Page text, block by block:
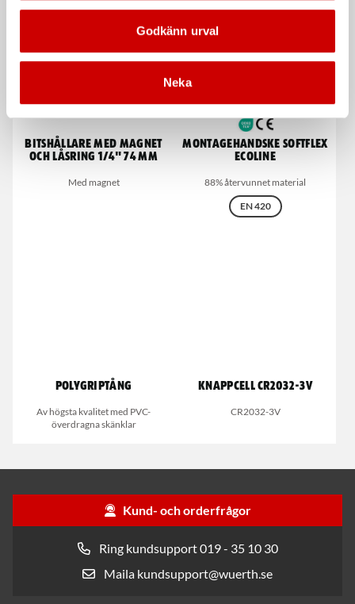
Godkänn urval
Neka
Bitshållare med magnet
och låsring 1/4" 74 mm
Med magnet
Kampanj
Montagehandske Softflex
Ecoline
88% återvunnet material
EN 420
Polygriptång
Av högsta kvalitet med PVC-
överdragna skänklar
Knappcell CR2032-3V
CR2032-3V
Kund- och orderfrågor
Ring kundsupport 019 - 35 10 30
Maila kundsupport@wuerth.se